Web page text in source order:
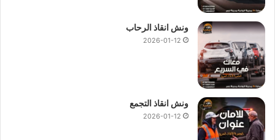
ونش انقاذ الرحاب
2026-01-12
ونش انقاذ التجمع
2026-01-12